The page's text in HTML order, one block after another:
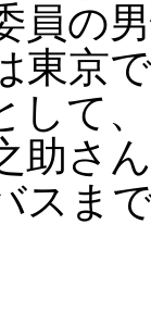
員の
東京
して
助さ
スま